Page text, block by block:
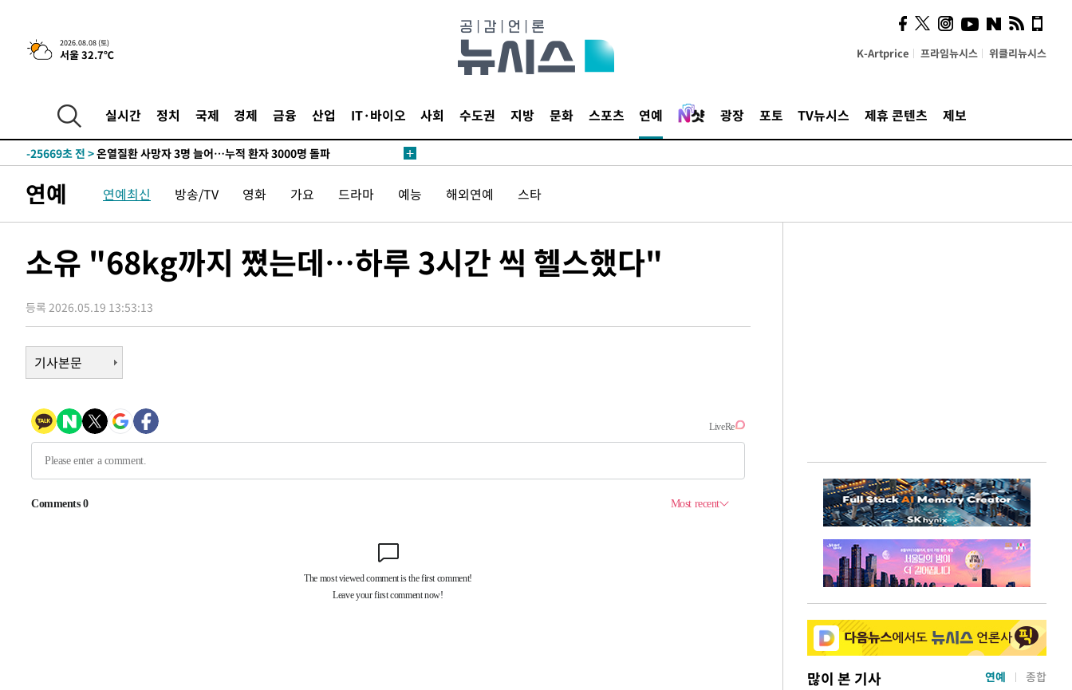
2026.08.08 (토)
서울 32.7℃ K-Artprice 프라임뉴시스 위클리뉴시스
실시간 정치 국제 경제 금융 산업 IT·바이오 사회 수도권 지방 문화 스포츠 연예 광장 포토 TV뉴시스 제휴 콘텐츠 제보
4시간 전 >[속보]뉴욕증시 상승 마감…S&P 0.6% 나스닥 1.3%↑
-27648초 전 >낮 최고 35도 '무더위'…동해안 시간당 30㎜ '강한 비'[내일날씨]
틀레티코 이적"
-26700초 전 >
수도권 40도 육박 '펄펄'…동해안 일부 지역엔 호의주의보
-25669초 전 >
-19614초 전 >강릉에 시간당 81.4㎜ 물폭탄…도로 잠기고 담벼락 붕괴
-13431초 전 >
선재도서 해루질 나섰다 실종 60대, 닷새 만에 숨진 채 발견
-10965초 전 >남자 농구, 나고야 아시안게임서 '홈팀' 일본과 한일전
-6568초 전 >
극한폭염 한풀 꺾이지만…'낮 최고 35도' 무더위, 열대야 계속[다음
축구협회 "압수수색·성접대 논란 사과…쇄신의 기회로 삼겠다"
-2103초 전 >[속보]'압수수색·성접대 논란' 축구협회 "실망과 걱정 안겨드려 죄
송"
2시간 전 >'최고 37도' 폭염 지속…강원동해안 최대 150㎜ 비
4시간 전 >[속보]뉴욕증시 상승 마감…S&P 0.6% 나스닥 1.3%↑
-27648초 전 >낮 최고 35도 '무더위'…동해안 시간당 30㎜ '강한 비'[내일날씨]
틀레티코 이적"
-26700초 전 >수도권 40도 육박 '펄펄'…동해안 일부 지역엔 호의주의보
-25669초 전 >온열질환 사망자 3명 늘어…누적 환자 3000명 돌파
-19614초 전 > 강릉에 시간당 81.4㎜ 물폭탄…도로 잠기고 담벼락 붕괴
-13431초 전 >
극한폭염 한풀 꺾이지만…'낮 최고 35도' 무더위, 열대야 계속[다음
축구협회 "압수수색·성접대 논란 사과…쇄신의 기회로 삼겠다"
연예 연예최신 방송/TV 영화 가요 드라마 예능 해외연예 스타
소유 "68kg까지 쪘는데…하루 3시간 씩 헬스했다"
등록 2026.05.19 13:53:13
기사본문
많이 본 기사 연예 종합